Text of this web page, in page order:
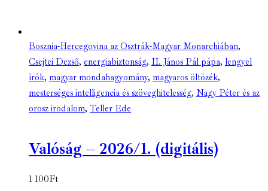
Bosznia-Hercegovina az Osztrák-Magyar Monarchiában,
Csejtei Dezső, energiabiztonság, II. János Pál pápa, lengyel
írók, magyar mondahagyomány, magyaros öltözék,
mesterséges intelligencia és szöveghitelesség, Nagy Péter és az
orosz irodalom, Teller Ede
Valóság – 2026/1. (digitális)
1 100Ft